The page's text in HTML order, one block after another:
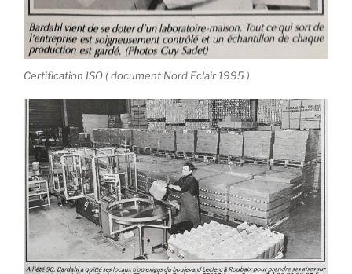
Certification ISO ( document Nord Eclair 1995 )